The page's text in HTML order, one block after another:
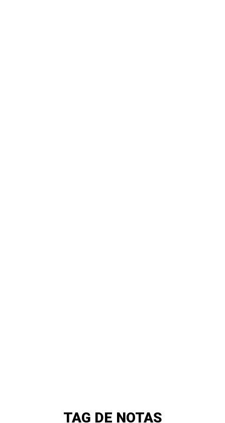
TAG DE NOTAS